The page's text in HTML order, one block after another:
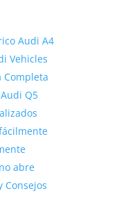
Audi A4
Vehicles
Completa
Q5
abre
Consejos